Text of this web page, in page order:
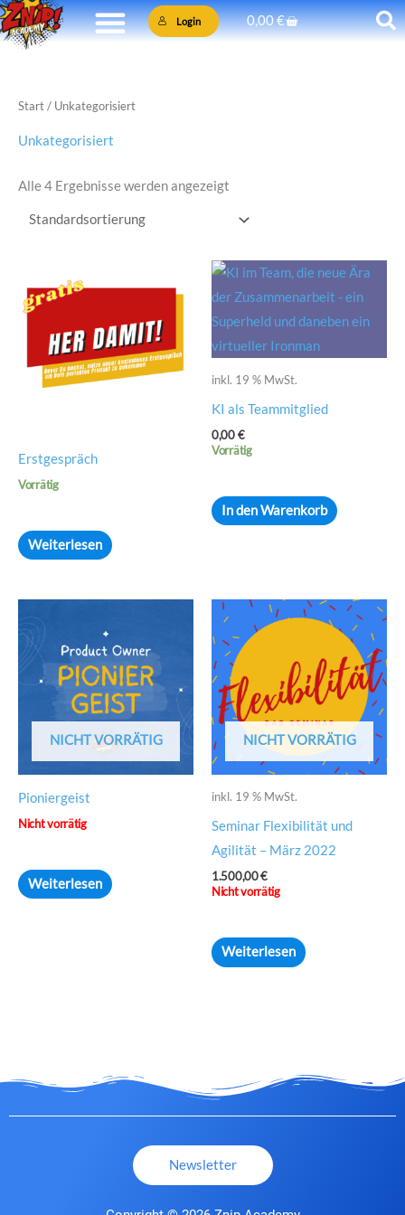
Zum
Inhalt
Login 0,00€Warenkorb
Start/ Unkategorisiert
Unkategorisiert
Alle 4 Ergebnisse werden angezeigt
Erstgespräch
Vorrätig
Weiterlesen
inkl. 19 % MwSt.
KI als Teammitglied
0,00€
Vorrätig
In den Warenkorb
NICHT VORRÄTIG
Pioniergeist
Nicht vorrätig
Weiterlesen
NICHT VORRÄTIG
inkl. 19 % MwSt.
Seminar Flexibilität und
Agilität – März 2022
1.500,00€
Nicht vorrätig
Weiterlesen
Newsletter